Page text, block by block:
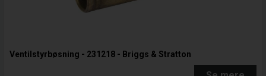
Ventilstyrbøsning - 231218 - Briggs & Stratton